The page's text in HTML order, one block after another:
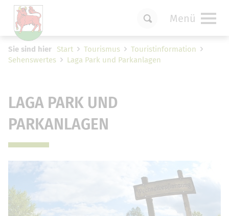
Menü
Sie sind hier Start Tourismus
Touristinformation
Sehenswertes
Laga Park und Parkanlagen
LAGA PARK UND
PARKANLAGEN
vornehmen zu können wird die Berechtigung
für funktionale Cookiesin den Cookie-